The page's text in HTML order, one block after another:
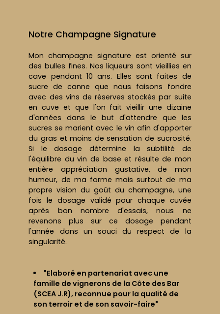
Notre Champagne Signature
Mon champagne signature est orienté sur
des bulles fines. Nos liqueurs sont vieillies en
cave pendant 10 ans. Elles sont faites de
sucre de canne que nous faisons fondre
avec des vins de réserves stockés par suite
en cuve et que l'on fait vieillir une dizaine
d'années dans le but d'attendre que les
sucres se marient avec le vin afin d'apporter
du gras et moins de sensation de sucrosité.
Si le dosage détermine la subtilité de
l'équilibre du vin de base et résulte de mon
entière appréciation gustative, de mon
humeur, de ma forme mais surtout de ma
propre vision du goût du champagne, une
fois le dosage validé pour chaque cuvée
après bon nombre d'essais, nous ne
revenons plus sur ce dosage pendant
l'année dans un souci du respect de la
singularité.
"Elaboré en partenariat avec une
famille de vignerons de la Côte des Bar
(SCEA J.R), reconnue pour la qualité de
son terroir et de son savoir-faire"